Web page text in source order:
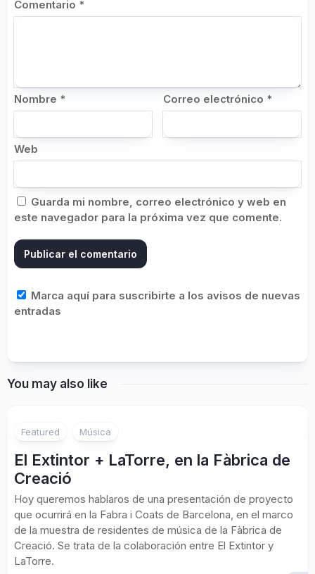
Comentario *
Nombre * Correo electrónico *
Web
Guarda mi nombre, correo electrónico y web en
este navegador para la próxima vez que comente.
Marca aquí para suscribirte a los avisos de nuevas
entradas
You may also like
Featured Música
El Extintor + LaTorre, en la Fàbrica de
Creació
Hoy queremos hablaros de una presentación de proyecto
que ocurrirá en la Fabra i Coats de Barcelona, en el marco
de la muestra de residentes de música de la Fàbrica de
Creació. Se trata de la colaboración entre El Extintor y
LaTorre.